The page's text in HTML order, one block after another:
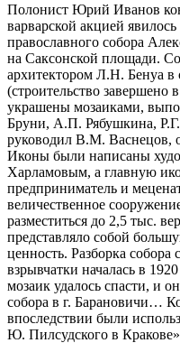
Полонист Юрий Иванов
варварской акцией
православного собора
на Саксонской площади.
архитектором Л.Н. Бенуа в
(строительство завершено
украшены мозаиками,
Бруни, А.П. Рябушкина,
руководил В.М. Васнецов,
Иконы были написаны
Харламовым, а главную
предприниматель и
величественное
разместиться до 2,5 тыс.
представляло собой
ценность. Разборка
взрывчатки началась в
мозаик удалось спасти, и
собора в г. Барановичи…
впоследствии были
Ю. Пилсудского в